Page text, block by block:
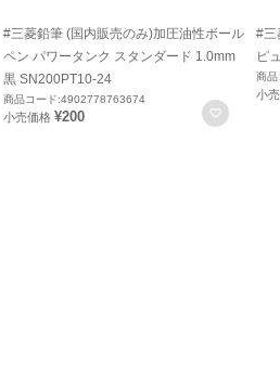
に入りに登録
#三菱鉛筆 (国内販売のみ)加圧油性ボール
ペン パワータンク スタンダード 1.0mm
黒 SN200PT10-24
商品コード:4902778763674
小売価格 ¥200 お気に
#三
ピ
商
小